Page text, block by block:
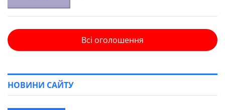
Всі оголошення
НОВИНИ САЙТУ